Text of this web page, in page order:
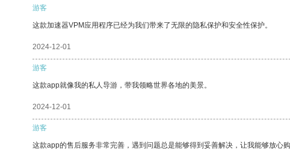
游客
这款加速器VPM应用程序已经为我们带来了无限的隐私保护和安全性保护。
2024-12-01
游客
这款app就像我的私人导游，带我领略世界各地的美景。
2024-12-01
游客
这款app的售后服务非常完善，遇到问题总是能够得到妥善解决，让我能够放心购